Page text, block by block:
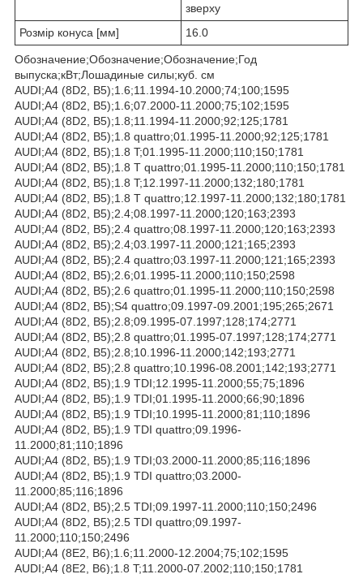
зверху
Розмір конуса [мм]
16.0
Обозначение;Обозначение;Обозначение;Год
выпуска;кВт;Лошадиные силы;куб. см
AUDI;A4 (8D2, B5);1.6;11.1994-10.2000;74;100;1595
AUDI;A4 (8D2, B5);1.6;07.2000-11.2000;75;102;1595
AUDI;A4 (8D2, B5);1.8;11.1994-11.2000;92;125;1781
AUDI;A4 (8D2, B5);1.8 quattro;01.1995-11.2000;92;125;1781
AUDI;A4 (8D2, B5);1.8 T;01.1995-11.2000;110;150;1781
AUDI;A4 (8D2, B5);1.8 T quattro;01.1995-11.2000;110;150;1781
AUDI;A4 (8D2, B5);1.8 T;12.1997-11.2000;132;180;1781
AUDI;A4 (8D2, B5);1.8 T quattro;12.1997-11.2000;132;180;1781
AUDI;A4 (8D2, B5);2.4;08.1997-11.2000;120;163;2393
AUDI;A4 (8D2, B5);2.4 quattro;08.1997-11.2000;120;163;2393
AUDI;A4 (8D2, B5);2.4;03.1997-11.2000;121;165;2393
AUDI;A4 (8D2, B5);2.4 quattro;03.1997-11.2000;121;165;2393
AUDI;A4 (8D2, B5);2.6;01.1995-11.2000;110;150;2598
AUDI;A4 (8D2, B5);2.6 quattro;01.1995-11.2000;110;150;2598
AUDI;A4 (8D2, B5);S4 quattro;09.1997-09.2001;195;265;2671
AUDI;A4 (8D2, B5);2.8;09.1995-07.1997;128;174;2771
AUDI;A4 (8D2, B5);2.8 quattro;01.1995-07.1997;128;174;2771
AUDI;A4 (8D2, B5);2.8;10.1996-11.2000;142;193;2771
AUDI;A4 (8D2, B5);2.8 quattro;10.1996-08.2001;142;193;2771
AUDI;A4 (8D2, B5);1.9 TDI;12.1995-11.2000;55;75;1896
AUDI;A4 (8D2, B5);1.9 TDI;01.1995-11.2000;66;90;1896
AUDI;A4 (8D2, B5);1.9 TDI;10.1995-11.2000;81;110;1896
AUDI;A4 (8D2, B5);1.9 TDI quattro;09.1996-
11.2000;81;110;1896
AUDI;A4 (8D2, B5);1.9 TDI;03.2000-11.2000;85;116;1896
AUDI;A4 (8D2, B5);1.9 TDI quattro;03.2000-
11.2000;85;116;1896
AUDI;A4 (8D2, B5);2.5 TDI;09.1997-11.2000;110;150;2496
AUDI;A4 (8D2, B5);2.5 TDI quattro;09.1997-
11.2000;110;150;2496
AUDI;A4 (8E2, B6);1.6;11.2000-12.2004;75;102;1595
AUDI;A4 (8E2, B6);1.8 T;11.2000-07.2002;110;150;1781